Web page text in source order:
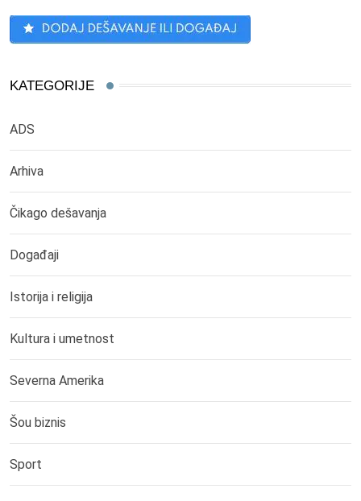
KATEGORIJE
ADS
Arhiva
Čikago dešavanja
Događaji
Istorija i religija
Kultura i umetnost
Severna Amerika
Šou biznis
Sport